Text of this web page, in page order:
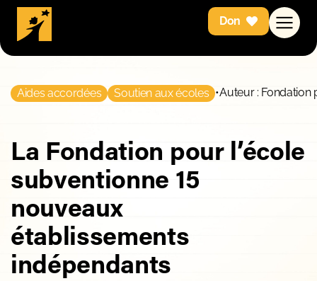
Don
Aides accordées Soutien aux écoles •Auteur : Fondation
La Fondation pour l’école
subventionne 15
nouveaux
établissements
indépendants